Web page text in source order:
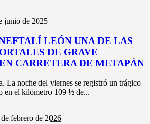
junio de 2025
LEÓN UNA DE LAS
DE GRAVE
CARRETERA DE METAPÁN
La noche del viernes se registró un trágico
en el kilómetro 109 ½ de...
febrero de 2026